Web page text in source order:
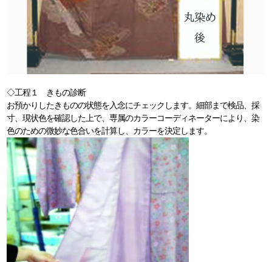
◇工程１ きもの診断
お預かりしたきものの状態を入念にチェックします。細部まで検品、採
寸、現状色を確認した上で、専属のカラーコーディネーターにより、染
色のための微妙な色合いを計算し、カラーを決定します。